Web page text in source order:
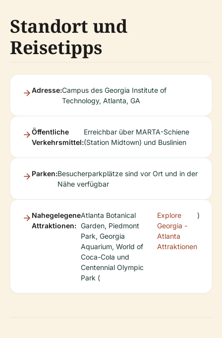
Standort und
Reisetipps
Adresse:Campus des Georgia Institute of
Technology, Atlanta, GA
Öffentliche
Verkehrsmittel:
Erreichbar über MARTA-Schiene
(Station Midtown) und Buslinien
Parken:Besucherparkplätze sind vor Ort und in der
Nähe verfügbar
Nahegelegene
Attraktionen:
Atlanta Botanical
Garden, Piedmont
Park, Georgia
Aquarium, World of
Coca-Cola und
Centennial Olympic
Park (
Explore
Georgia -
Atlanta
Attraktionen
)